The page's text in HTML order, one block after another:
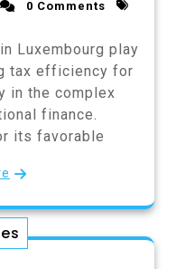
0 Comments
Luxembourg play
tax efficiency for
in the complex
finance.
its favorable